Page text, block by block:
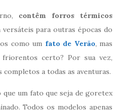
contêm forros térmicos
para outras épocas do
como um fato de Verão, mas
certo? Por sua vez,
a todas as aventuras.
que um fato que seja de goretex
Todos os modelos apenas